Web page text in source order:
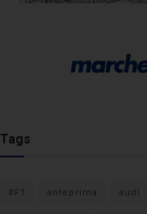
Tags
#F1 anteprima audi